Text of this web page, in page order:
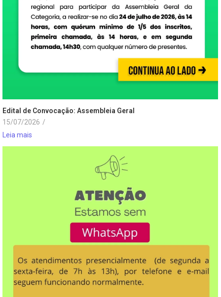
Edital de Convocação: Assembleia Geral
15/07/2026 /
Leia mais